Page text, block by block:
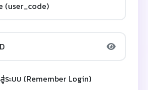
(user_code)
ระบบ (Remember Login)